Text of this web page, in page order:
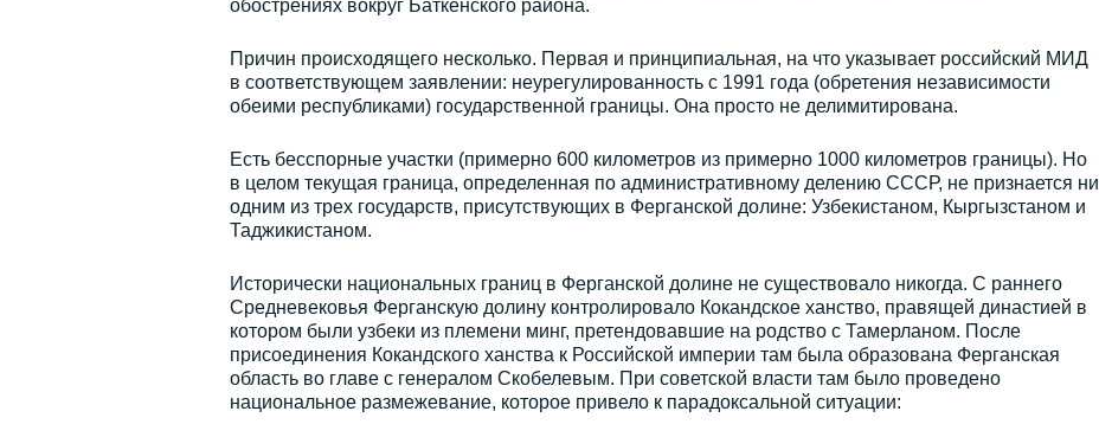
обострениях вокруг Баткенского района.
Причин происходящего несколько. Первая и принципиальная, на что указывает российский МИД
в соответствующем заявлении: неурегулированность с 1991 года (обретения независимости
обеими республиками) государственной границы. Она просто не делимитирована.
Есть бесспорные участки (примерно 600 километров из примерно 1000 километров границы). Но
в целом текущая граница, определенная по административному делению СССР, не признается ни
одним из трех государств, присутствующих в Ферганской долине: Узбекистаном, Кыргызстаном и
Таджикистаном.
Исторически национальных границ в Ферганской долине не существовало никогда. С раннего
Средневековья Ферганскую долину контролировало Кокандское ханство, правящей династией в
котором были узбеки из племени минг, претендовавшие на родство с Тамерланом. После
присоединения Кокандского ханства к Российской империи там была образована Ферганская
область во главе с генералом Скобелевым. При советской власти там было проведено
национальное размежевание, которое привело к парадоксальной ситуации: